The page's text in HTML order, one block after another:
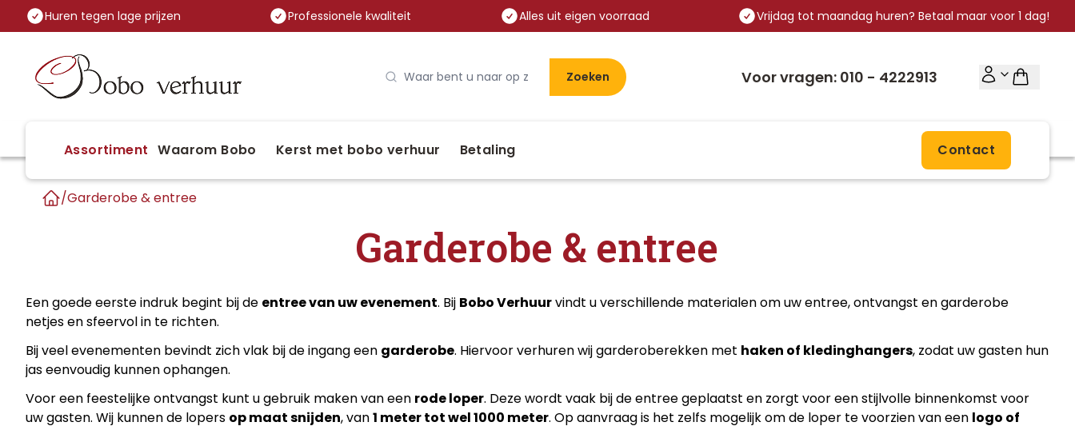
Huren tegen lage prijzen Professionele kwaliteit Alles uit eigen voorraad Vrijdag tot maandag huren? Betaal maar voor 1 dag!
Zoeken Voor vragen: 010 - 4222913
Assortiment Waarom Bobo Kerst met bobo verhuur Betaling Contact
/Garderobe & entree
Garderobe & entree
Een goede eerste indruk begint bij de entree van uw evenement. Bij Bobo Verhuurvindt u verschillende materialen om uw entree, ontvangst en garderobe
netjes en sfeervol in te richten.
Bij veel evenementen bevindt zich vlak bij de ingang een garderobe. Hiervoor verhuren wij garderoberekken met haken of kledinghangers, zodat uw gasten hun
jas eenvoudig kunnen ophangen.
Voor een feestelijke ontvangst kunt u gebruik maken van een rode loper. Deze wordt vaak bij de entree geplaatst en zorgt voor een stijlvolle binnenkomst voor
uw gasten. Wij kunnen de lopers op maat snijden, van1 meter tot wel 1000 meter. Op aanvraag is het zelfs mogelijk om de loper te voorzien van een logo of